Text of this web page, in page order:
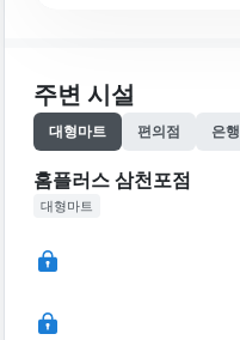
주변 시설
대형마트 편의점 은행
홈플러스 삼천포점
대형마트